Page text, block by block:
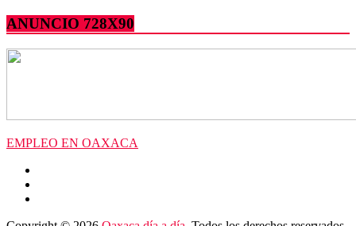
ANUNCIO 728X90
EMPLEO EN OAXACA